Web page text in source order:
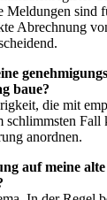
Meldungen sind
Abrechnung
baue?
die mit
schlimmsten Fall
anordnen.
auf meine